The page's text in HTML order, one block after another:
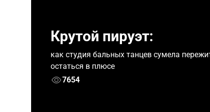
Крутой пируэт:
как студия бальных танцев сумела
остаться в плюсе
7654